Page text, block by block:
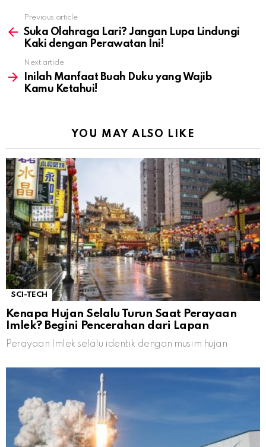
more
Previous article
Suka Olahraga Lari? Jangan Lupa Lindungi
Kaki dengan Perawatan Ini!
Next article
Inilah Manfaat Buah Duku yang Wajib
Kamu Ketahui!
YOU MAY ALSO LIKE
SCI-TECH
Kenapa Hujan Selalu Turun Saat Perayaan
Imlek? Begini Pencerahan dari Lapan
Perayaan Imlek selalu identik dengan musim hujan